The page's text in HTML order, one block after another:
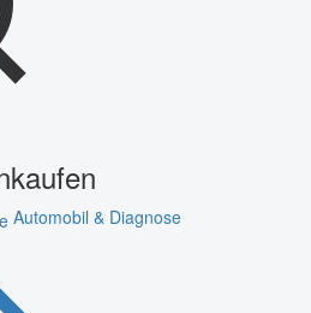
Automobil & Diagnose